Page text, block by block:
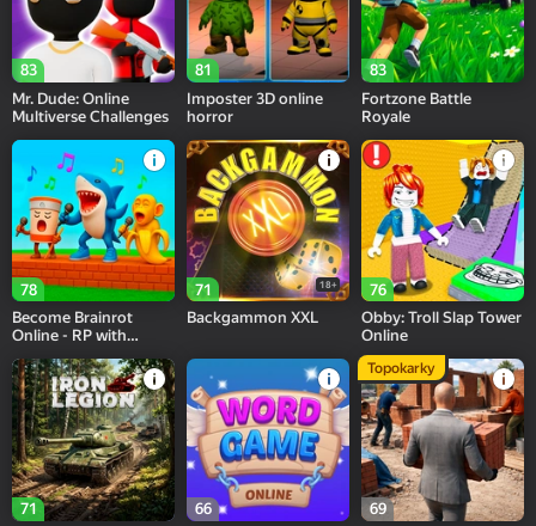
83
Mr. Dude: Online
Multiverse Challenges
81
Imposter 3D online
horror
83
Fortzone Battle
Royale
78
Become Brainrot
Online - RP with
71 18+
Backgammon XXL
76
Obby: Troll Slap Tower
Online
71
66
69
Topokarky